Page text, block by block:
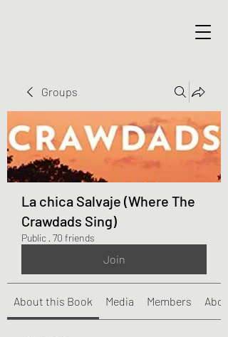
Groups
La chica Salvaje (Where The
Crawdads Sing)
Public · 70 friends
Join
About this Book Media Members About